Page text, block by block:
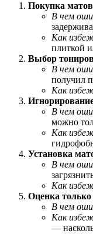
Покупка
В чем
Как
плиткой
Выбор
В чем
получил
Как
В чем
можно
Как
Установка
В чем
Как
Оценка только
В чем
Как
—